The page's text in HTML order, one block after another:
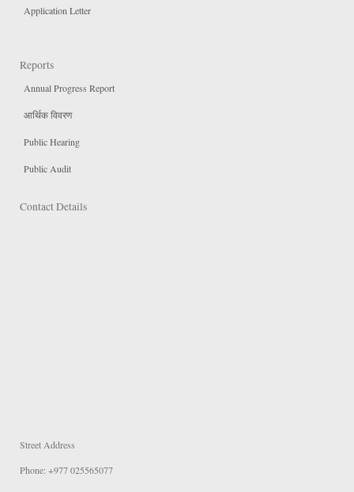
Application Letter
Reports
Annual Progress Report
आर्थिक विवरण
Public Hearing
Public Audit
Contact Details
Street Address
Phone: +977 025565077